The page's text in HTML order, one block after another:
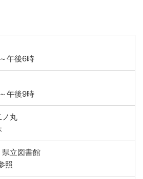
午後6時
午後9時
ノ丸
県立図書館
照